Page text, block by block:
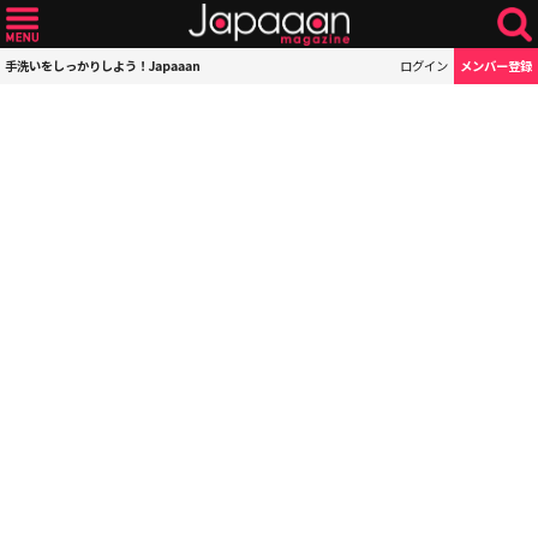
手洗いをしっかりしよう！Japaaan ログイン メンバー登録